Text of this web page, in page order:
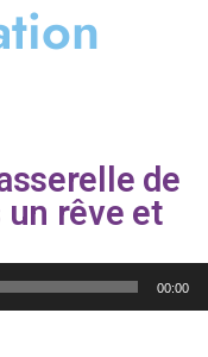
de
un rêve et
00:00